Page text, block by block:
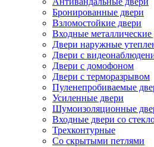
Бронированные двери
Взломостойкие двери
Входные металлические
Двери наружные
Двери с
Двери с домофоном
Двери с терморазрывом
Пуленепробиваемые
Усиленные двери
Шумоизоляционные
Входные двери со
Трехконтурные
Со скрытыми петлями